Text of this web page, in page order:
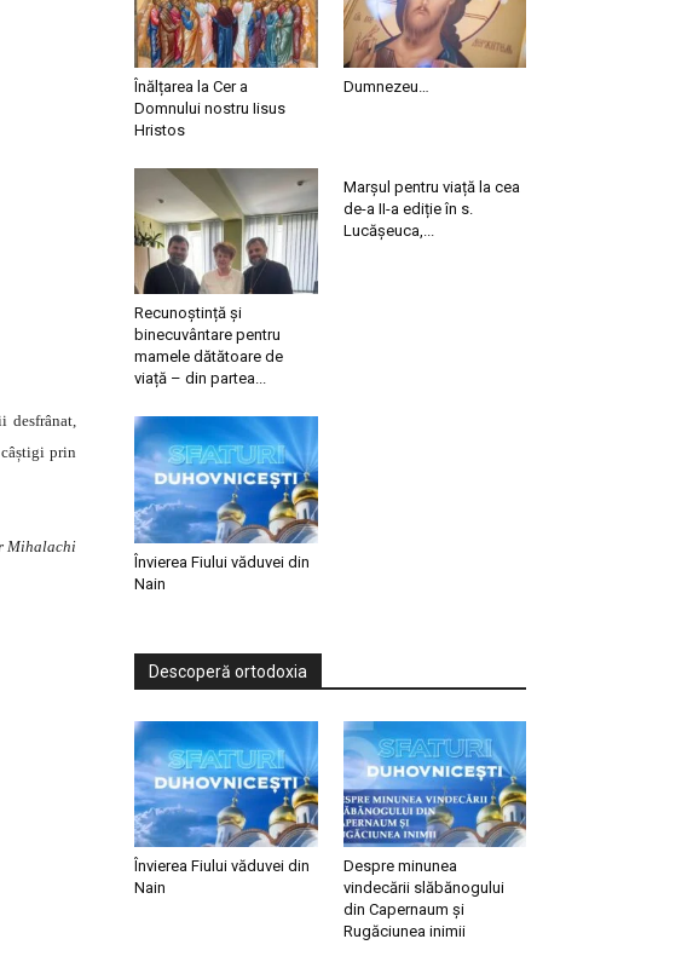
desfrânat,
prin
Mihalachi
Înălțarea la Cer a
Domnului nostru Iisus
Hristos
Dumnezeu…
Recunoștință și
binecuvântare pentru
mamele dătătoare de
viață – din partea...
Marșul pentru viață la cea
de-a II-a ediție în s.
Lucășeuca,...
Învierea Fiului văduvei din
Nain
Descoperă ortodoxia
Învierea Fiului văduvei din
Nain
Despre minunea
vindecării slăbănogului
din Capernaum și
Rugăciunea inimii